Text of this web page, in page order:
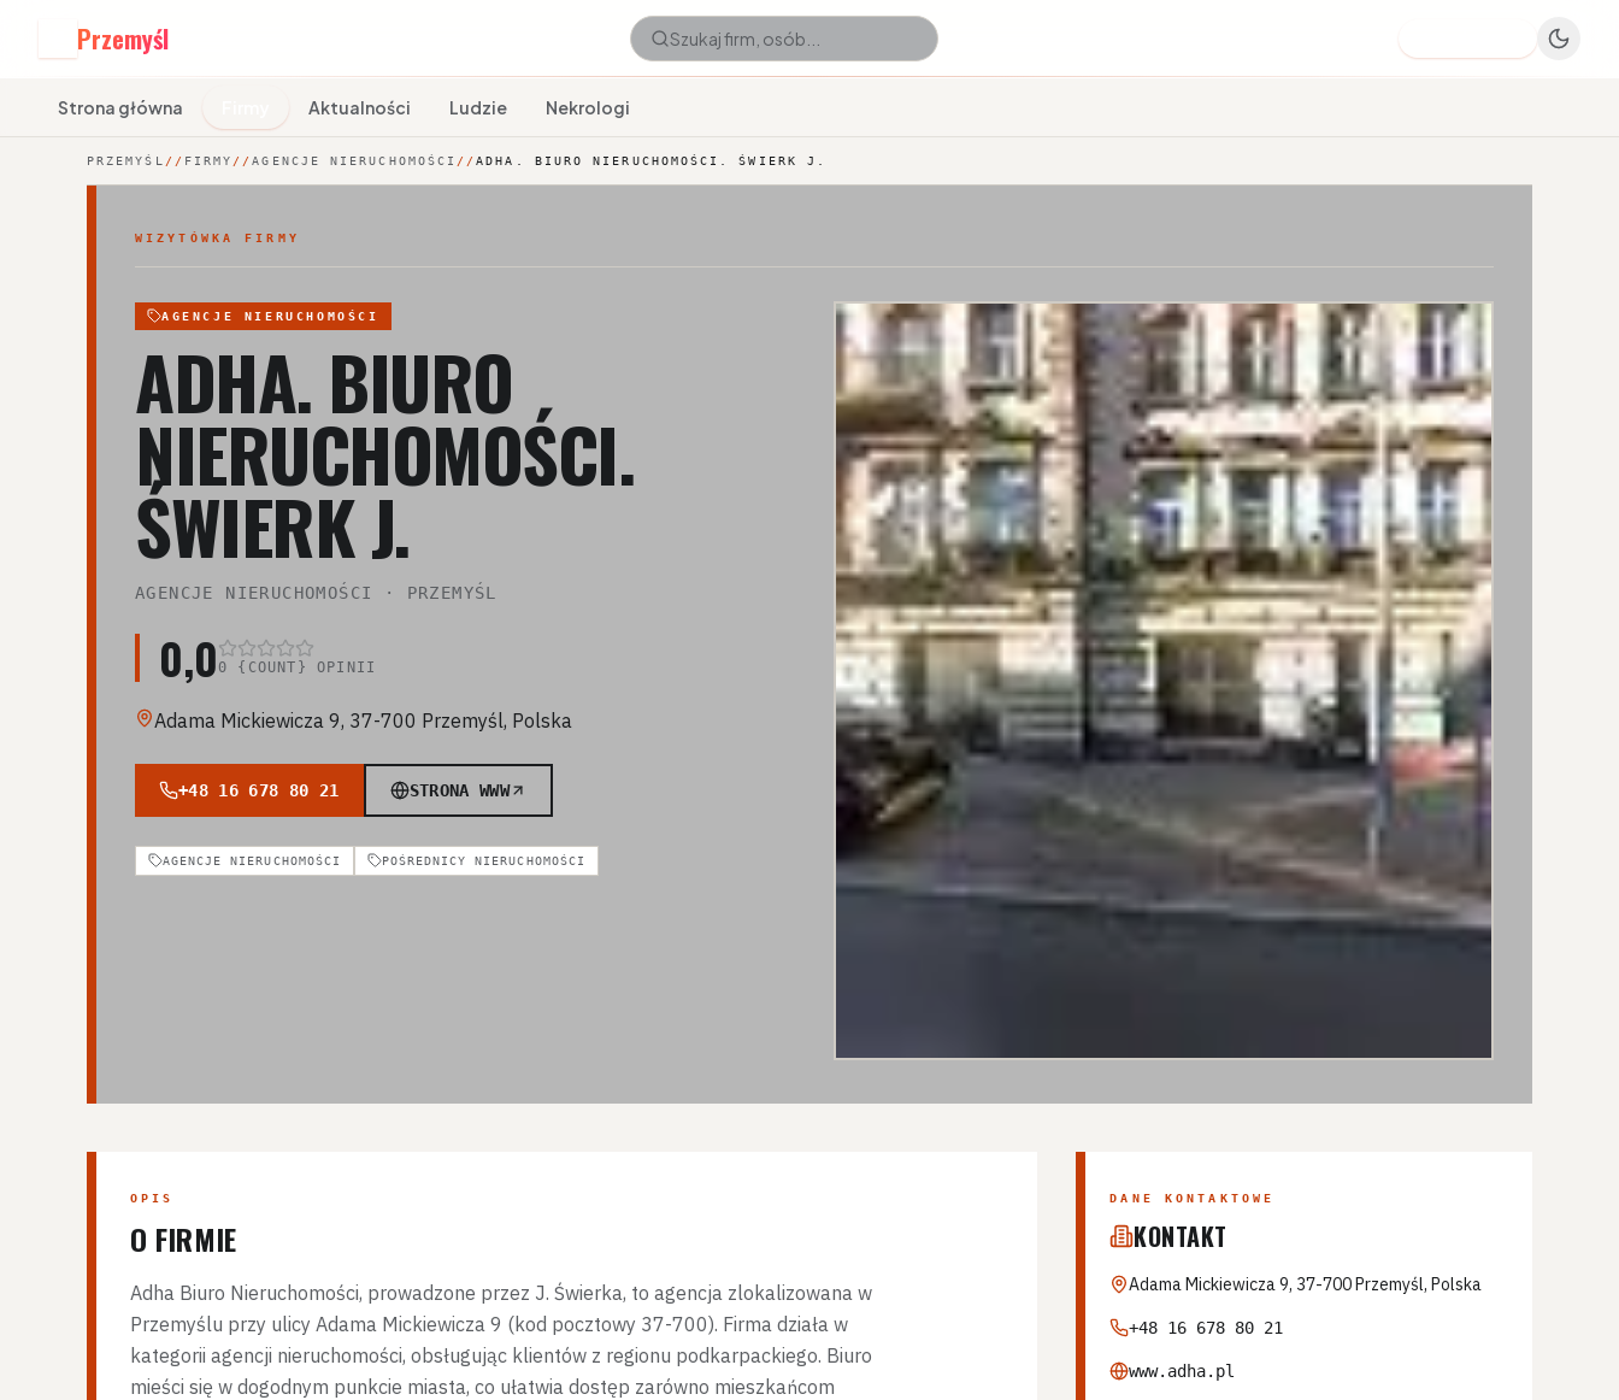
Przemyśl
Strona główna Aktualności Ludzie Nekrologi
PRZEMYŚL // FIRMY //AGENCJE NIERUCHOMOŚCI //ADHA. BIURO NIERUCHOMOŚCI. ŚWIERK J.
WIZYTÓWKA FIRMY
AGENCJE NIERUCHOMOŚCI
ADHA. BIURO
NIERUCHOMOŚCI.
ŚWIERK J.
AGENCJE NIERUCHOMOŚCI · PRZEMYŚL
0,0 0 {COUNT} OPINII
Adama Mickiewicza 9, 37-700 Przemyśl, Polska
+48 16 678 80 21 STRONA WWW
AGENCJE NIERUCHOMOŚCI POŚREDNICY NIERUCHOMOŚCI
OPIS
O FIRMIE
Adha Biuro Nieruchomości, prowadzone przez J. Świerka, to agencja zlokalizowana w
Przemyślu przy ulicy Adama Mickiewicza 9 (kod pocztowy 37-700). Firma działa w
kategorii agencji nieruchomości, obsługując klientów z regionu podkarpackiego. Biuro
mieści się w dogodnym punkcie miasta, co ułatwia dostęp zarówno mieszkańcom
DANE KONTAKTOWE
KONTAKT
Adama Mickiewicza 9, 37-700 Przemyśl, Polska
+48 16 678 80 21
www.adha.pl